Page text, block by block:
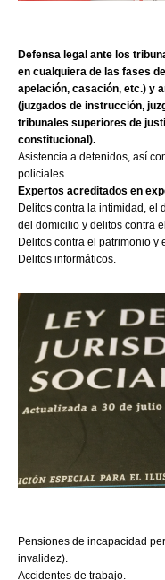
Defensa legal ante los
en cualquiera de las fases
apelación, casación, etc.) y
(juzgados de instrucción,
tribunales superiores de
constitucional).
Asistencia a detenidos, así
policiales.
Expertos acreditados en
Delitos contra la intimidad, el
del domicilio y delitos contra
Delitos contra el patrimonio y
Delitos informáticos.
Pensiones de incapacidad
invalidez).
Accidentes de trabajo.